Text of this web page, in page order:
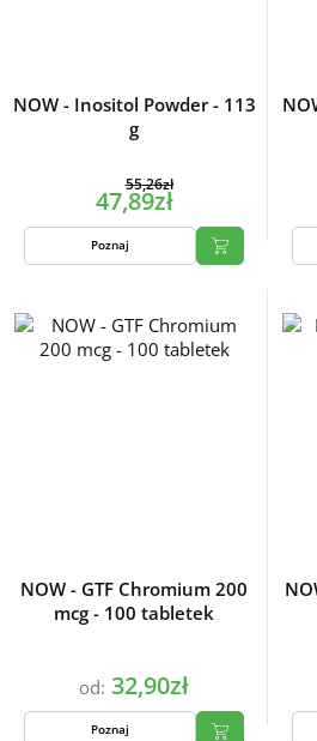
NOW - Inositol Powder - 113
g
55,26zł
47,89zł
Poznaj
NOW - GTF Chromium 200
mcg - 100 tabletek
od: 32,90zł
Poznaj